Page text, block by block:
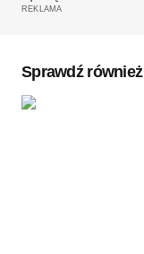
REKLAMA
Sprawdź również